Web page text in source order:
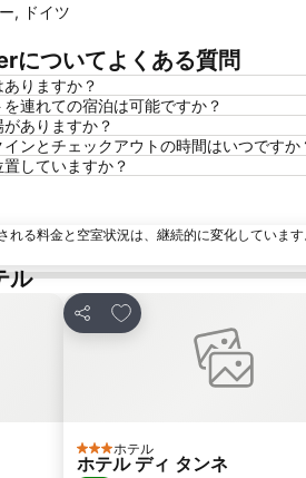
, ドイツ
ついてよくある質問
りますか？
連れての宿泊は可能ですか？
ありますか？
ンとチェックアウトの時間はいつですか
していますか？
れる料金と空室状況は、継続的に変化していま
ル
シェア
お気に入りに追加
3 ホテルのランク
ホテル
ホテル ディ タンネ